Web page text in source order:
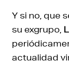
Y si no, que
su exgrupo,
actualidad